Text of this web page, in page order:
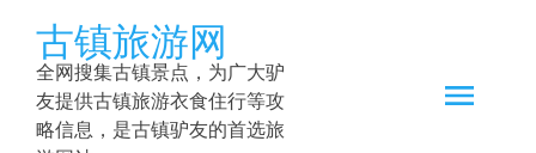
content
古镇旅游网
全网搜集古镇景点，为广大驴
友提供古镇旅游衣食住行等攻
略信息，是古镇驴友的首选旅